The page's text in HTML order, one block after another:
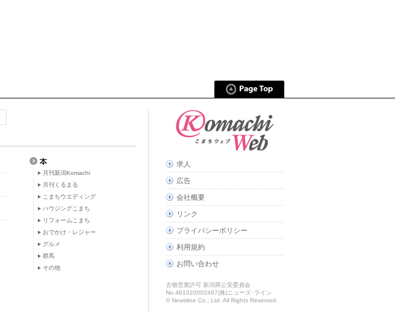
月刊新潟Komachi
月刊くるまる
こまちウエディング
ハウジングこまち
リフォームこまち
おでかけ・レジャー
グルメ
群馬
その他
求人
広告
会社概要
リンク
プライバシーポリシー
利用規約
お問い合わせ
古物営業許可 新潟県公安委員会
No.461020002467(株)ニューズ･ライン
© Newsline Co., Ltd. All Rights Reserved.